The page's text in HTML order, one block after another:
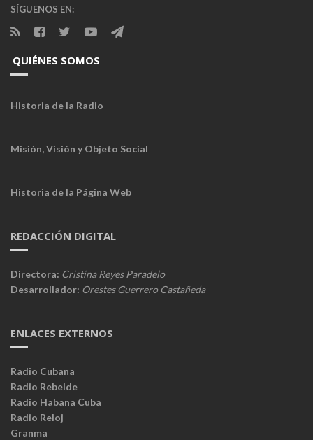
SÍGUENOS EN:
QUIÉNES SOMOS
Historia de la Radio
Misión, Visión y Objeto Social
Historia de la Página Web
REDACCIÓN DIGITAL
Directora: Cristina Reyes Paradelo
Desarrollador: Orestes Guerrero Castañeda
ENLACES EXTERNOS
Radio Cubana
Radio Rebelde
Radio Habana Cuba
Radio Reloj
Granma